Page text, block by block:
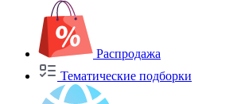
Распродажа
Тематические подборки